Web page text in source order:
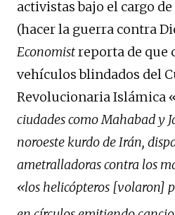
activistas bajo el cargo
(hacer la guerra contra
Economistreporta de que
vehículos blindados del
Revolucionaria Islámica
ciudades como Mahabad y
noroeste kurdo de Irán,
ametralladoras contra los
«los helicópteros [volaron]